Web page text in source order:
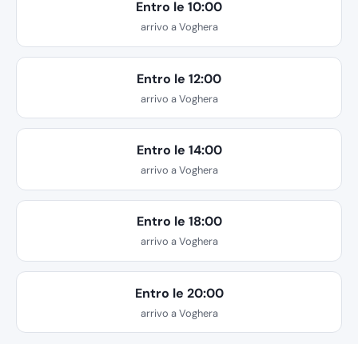
Entro le 10:00
arrivo a Voghera
Entro le 12:00
arrivo a Voghera
Entro le 14:00
arrivo a Voghera
Entro le 18:00
arrivo a Voghera
Entro le 20:00
arrivo a Voghera